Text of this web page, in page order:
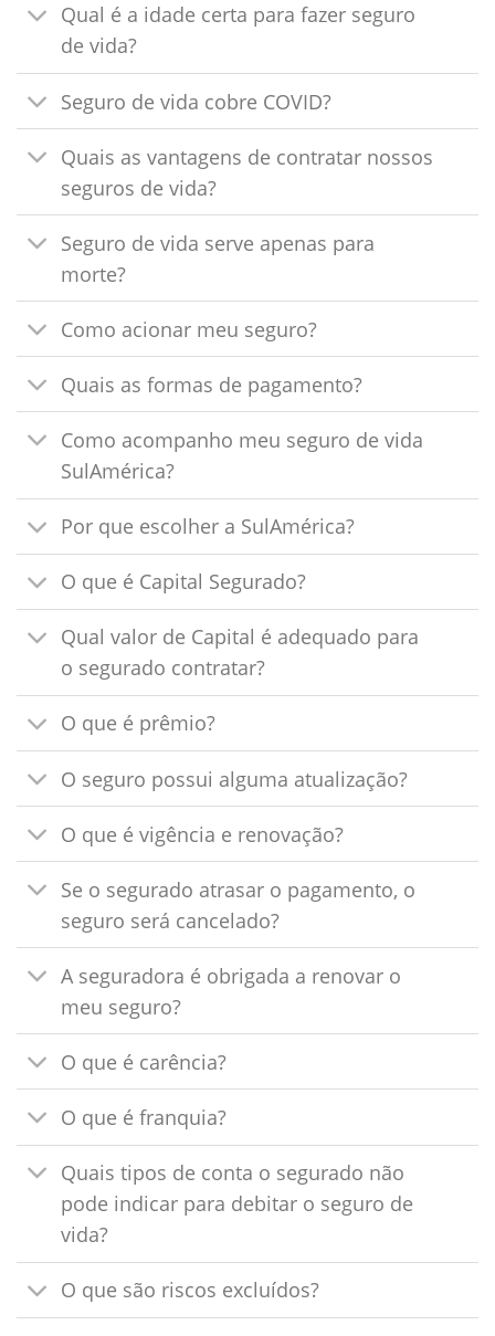
Qual é a idade certa para fazer seguro
de vida?
Seguro de vida cobre COVID?
Quais as vantagens de contratar nossos
seguros de vida?
Seguro de vida serve apenas para
morte?
Como acionar meu seguro?
Quais as formas de pagamento?
Como acompanho meu seguro de vida
SulAmérica?
Por que escolher a SulAmérica?
O que é Capital Segurado?
Qual valor de Capital é adequado para
o segurado contratar?
O que é prêmio?
O seguro possui alguma atualização?
O que é vigência e renovação?
Se o segurado atrasar o pagamento, o
seguro será cancelado?
A seguradora é obrigada a renovar o
meu seguro?
O que é carência?
O que é franquia?
Quais tipos de conta o segurado não
pode indicar para debitar o seguro de
vida?
O que são riscos excluídos?